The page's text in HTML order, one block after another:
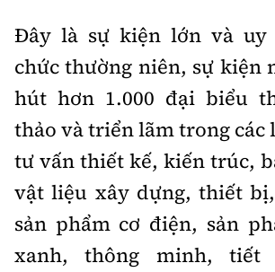
Đây là sự kiện lớn và
chức thường niên, sự kiện
hút hơn 1.000 đại biểu
thảo và triển lãm trong
tư vấn thiết kế, kiến trúc,
vật liệu xây dựng, thiết
sản phẩm cơ điện, sản
xanh, thông minh, tiết